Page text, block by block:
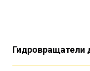
Гидровращатели